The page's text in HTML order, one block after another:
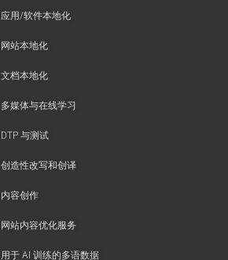
应用/软件本地化
网站本地化
文档本地化
多媒体与在线学习
DTP 与测试
创造性改写和创译
内容创作
网站内容优化服务
用于 AI 训练的多语数据